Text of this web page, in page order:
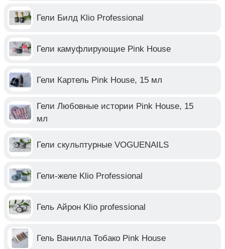
Гели Билд Klio Professional
Гели камуфлирующие Pink House
Гели Картель Pink House, 15 мл
Гели Любовные истории Pink House, 15
мл
Гели скульптурные VOGUENAILS
Гели-желе Klio Professional
Гель Айрон Klio professional
Гель Ванилла Тобако Pink House